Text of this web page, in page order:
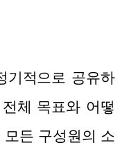
기적으로 공유하
체 목표와 어떻
든 구성원의 소